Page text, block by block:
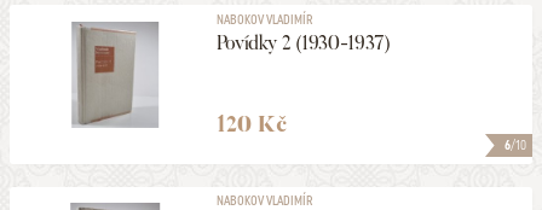
6/10
NABOKOV VLADIMÍR
Povídky 2 (1930-1937)
120 Kč
NABOKOV VLADIMÍR